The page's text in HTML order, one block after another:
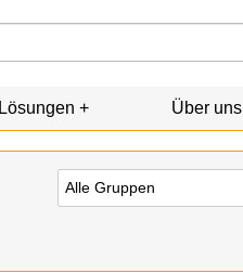
Lösungen Über uns
Alle Gruppen